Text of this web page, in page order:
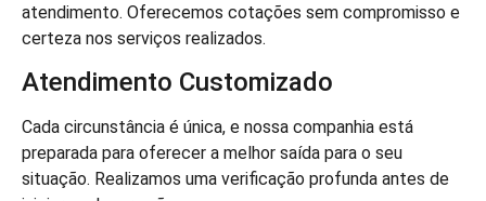
atendimento. Oferecemos cotações sem compromisso e
certeza nos serviços realizados.
Atendimento Customizado
Cada circunstância é única, e nossa companhia está
preparada para oferecer a melhor saída para o seu
situação. Realizamos uma verificação profunda antes de